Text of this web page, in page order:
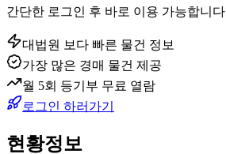
간단한 로그인 후 바로 이용 가능합니다
대법원 보다 빠른 물건 정보
가장 많은 경매 물건 제공
월 5회 등기부 무료 열람
로그인 하러가기
현황정보